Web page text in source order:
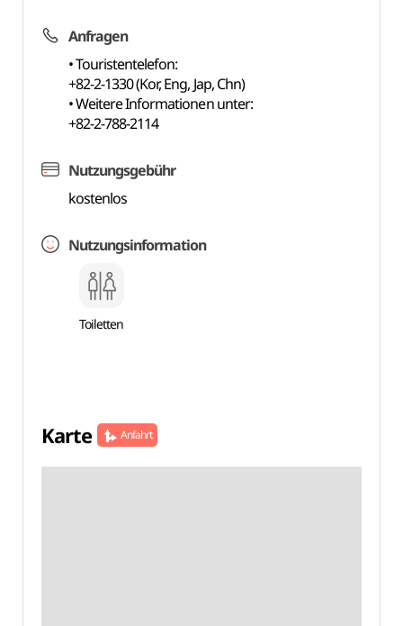
Anfragen
• Touristentelefon:
+82-2-1330 (Kor, Eng, Jap, Chn)
• Weitere Informationen unter:
+82-2-788-2114
Nutzungsgebühr
kostenlos
Nutzungsinformation
Toiletten
Karte Anfahrt